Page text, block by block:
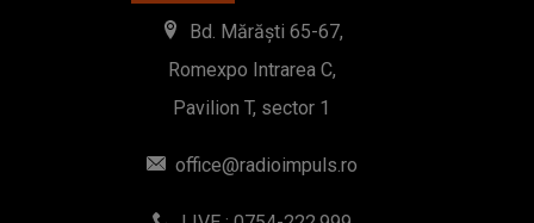
Bd. Mărăști 65-67,
Romexpo Intrarea C,
Pavilion T, sector 1
office@radioimpuls.ro